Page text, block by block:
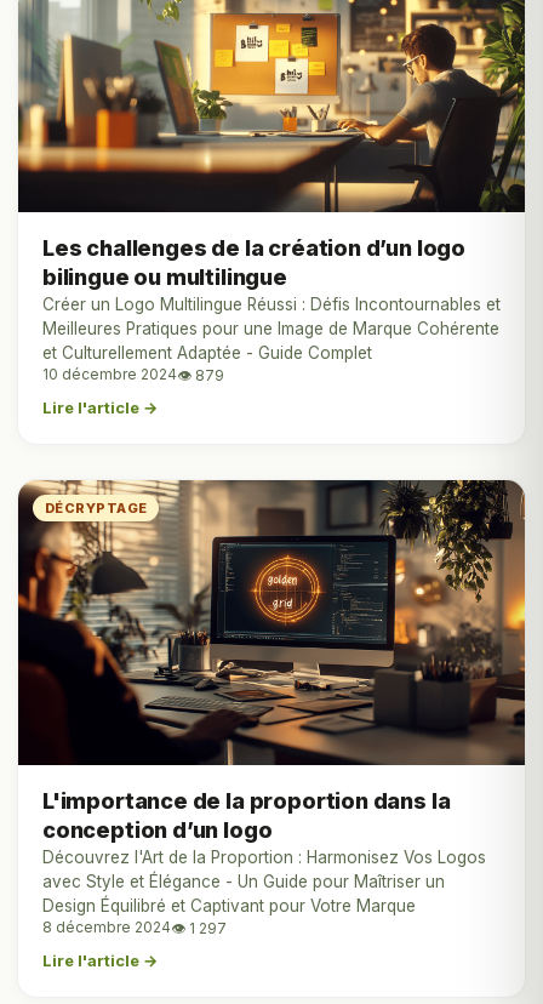
Les challenges de la création d’un logo
bilingue ou multilingue
Créer un Logo Multilingue Réussi : Défis Incontournables et
Meilleures Pratiques pour une Image de Marque Cohérente
et Culturellement Adaptée - Guide Complet
10 décembre 2024👁 879
Lire l'article →
DÉCRYPTAGE
L'importance de la proportion dans la
conception d’un logo
Découvrez l'Art de la Proportion : Harmonisez Vos Logos
avec Style et Élégance - Un Guide pour Maîtriser un
Design Équilibré et Captivant pour Votre Marque
8 décembre 2024👁 1 297
Lire l'article →